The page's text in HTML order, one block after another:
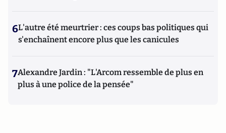
6L'autre été meurtrier : ces coups bas politiques qui
s'enchaînent encore plus que les canicules
7Alexandre Jardin : "L'Arcom ressemble de plus en
plus à une police de la pensée"